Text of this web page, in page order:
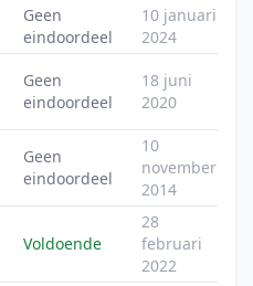
Geen
eindoordeel
10 januari
2024
Geen
eindoordeel
18 juni
2020
Geen
eindoordeel
10
november
2014
Voldoende
28
februari
2022